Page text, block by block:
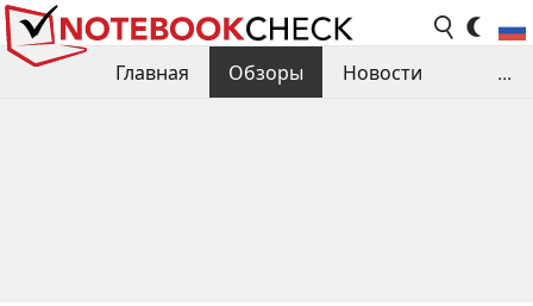
Главная Обзоры
Новости
...